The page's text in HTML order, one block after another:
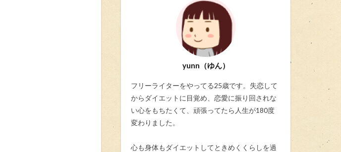
yunn（ゆん）
フリーライターをやってる25歳です。失恋して
からダイエットに目覚め、恋愛に振り回されな
い心をもちたくて、頑張ってたら人生が180度
変わりました。
心も身体もダイエットしてときめくくらしを過